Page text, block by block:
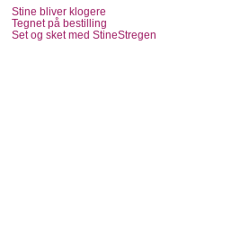
Stine bliver klogere
Tegnet på bestilling
Set og sket med StineStregen